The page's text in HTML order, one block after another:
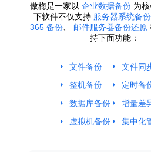
傲梅是一家以 企业数据备份 为
下软件不仅支持 服务器系统备份
365 备份
邮件服务器备份还原
持下面功能：
文件备份
整机备份
数据库备份
虚拟机备份
文件同
定时备
增量差
集中化